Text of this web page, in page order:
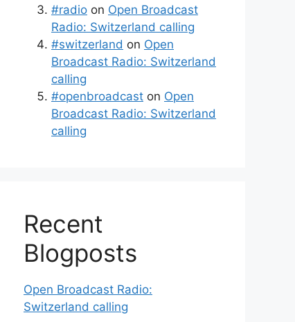
#radio on Open Broadcast
Radio: Switzerland calling
#switzerland on Open
Broadcast Radio: Switzerland
calling
#openbroadcast on Open
Broadcast Radio: Switzerland
calling
Recent
Blogposts
Open Broadcast Radio:
Switzerland calling